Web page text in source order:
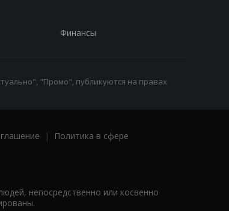
Финансы
"Промо", публикуются на правах
|
Политика в сфере
непосредственно или косвенно